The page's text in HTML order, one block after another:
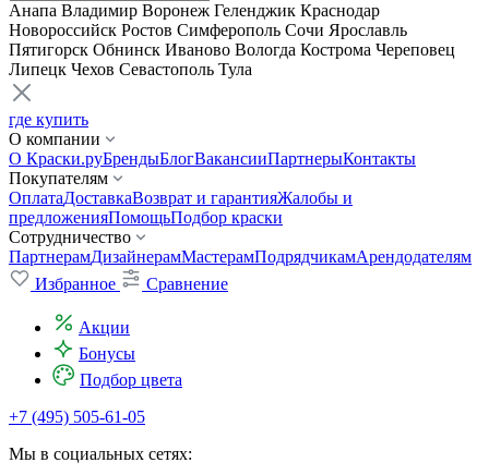
Анапа Владимир Воронеж Геленджик Краснодар
Новороссийск Ростов Симферополь Сочи Ярославль
Пятигорск Обнинск Иваново Вологда Кострома Череповец
Липецк Чехов Севастополь Тула
где купить
О компании
О Краски.руБрендыБлогВакансииПартнерыКонтакты
Покупателям
ОплатаДоставкаВозврат и гарантияЖалобы и
предложенияПомощьПодбор краски
Сотрудничество
ПартнерамДизайнерамМастерамПодрядчикамАрендодателям
Избранное
Сравнение
Акции
Бонусы
Подбор цвета
+7 (495) 505-61-05
Мы в социальных сетях: